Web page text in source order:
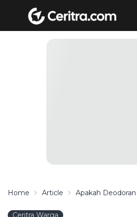
Home Article Apakah
Ceritra Warga